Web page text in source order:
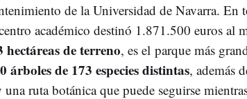
de la Universidad de Navarra. En
académico destinó 1.871.500 euros al
hectáreas de terreno, es el parque más
árboles de 173 especies distintas, además
ruta botánica que puede seguirse